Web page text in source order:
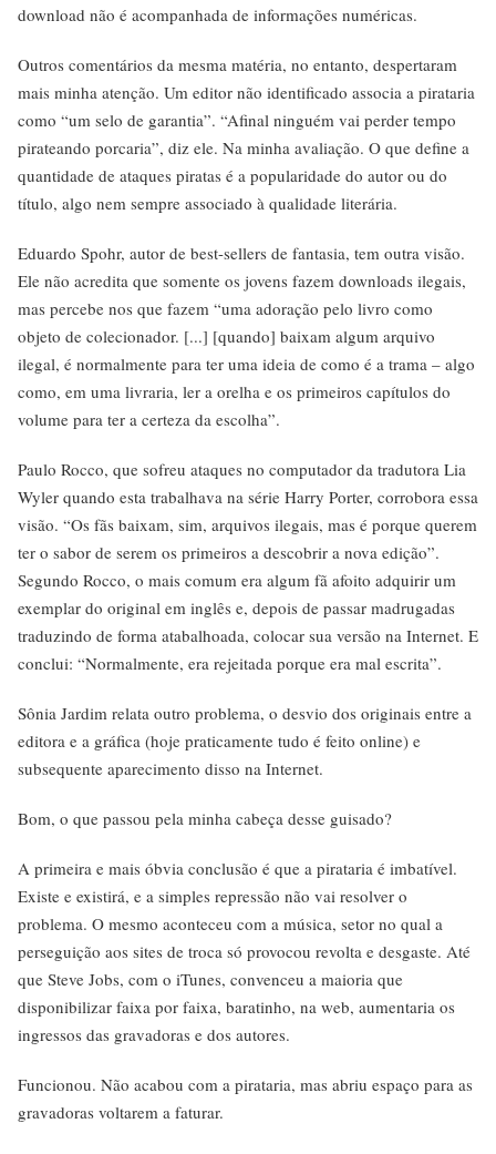
download não é acompanhada de informações numéricas.
Outros comentários da mesma matéria, no entanto, despertaram
mais minha atenção. Um editor não identificado associa a pirataria
como “um selo de garantia”. “Afinal ninguém vai perder tempo
pirateando porcaria”, diz ele. Na minha avaliação. O que define a
quantidade de ataques piratas é a popularidade do autor ou do
título, algo nem sempre associado à qualidade literária.
Eduardo Spohr, autor de best-sellers de fantasia, tem outra visão.
Ele não acredita que somente os jovens fazem downloads ilegais,
mas percebe nos que fazem “uma adoração pelo livro como
objeto de colecionador. [...] [quando] baixam algum arquivo
ilegal, é normalmente para ter uma ideia de como é a trama – algo
como, em uma livraria, ler a orelha e os primeiros capítulos do
volume para ter a certeza da escolha”.
Paulo Rocco, que sofreu ataques no computador da tradutora Lia
Wyler quando esta trabalhava na série Harry Porter, corrobora essa
visão. “Os fãs baixam, sim, arquivos ilegais, mas é porque querem
ter o sabor de serem os primeiros a descobrir a nova edição”.
Segundo Rocco, o mais comum era algum fã afoito adquirir um
exemplar do original em inglês e, depois de passar madrugadas
traduzindo de forma atabalhoada, colocar sua versão na Internet. E
conclui: “Normalmente, era rejeitada porque era mal escrita”.
Sônia Jardim relata outro problema, o desvio dos originais entre a
editora e a gráfica (hoje praticamente tudo é feito online) e
subsequente aparecimento disso na Internet.
Bom, o que passou pela minha cabeça desse guisado?
A primeira e mais óbvia conclusão é que a pirataria é imbatível.
Existe e existirá, e a simples repressão não vai resolver o
problema. O mesmo aconteceu com a música, setor no qual a
perseguição aos sites de troca só provocou revolta e desgaste. Até
que Steve Jobs, com o iTunes, convenceu a maioria que
disponibilizar faixa por faixa, baratinho, na web, aumentaria os
ingressos das gravadoras e dos autores.
Funcionou. Não acabou com a pirataria, mas abriu espaço para as
gravadoras voltarem a faturar.